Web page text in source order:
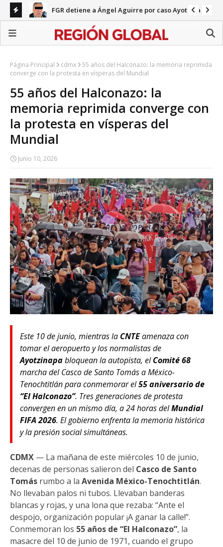
FGR detiene a Ángel Aguirre por caso Ayotzinapa
en
Página Principal cdmx
55 años del Halconazo: la memoria reprimida
converge con la protesta en vísperas del Mundial
55 años del Halconazo: la
memoria reprimida converge con
la protesta en vísperas del
Mundial
Junio 10, 2026
Este 10 de junio, mientras la CNTEamenaza con
tomar el aeropuerto y los normalistas de
Ayotzinapabloquean la autopista, elComité 68
marcha del Casco de Santo Tomás a México-
Tenochtitlán para conmemorar el55 aniversario de
“El Halconazo”. Tres generaciones de protesta
convergen en un mismo día, a 24 horas delMundial
FIFA 2026. El gobierno enfrenta la memoria histórica
y la presión social simultáneas.
CDMX — La mañana de este miércoles 10 de junio,
decenas de personas salieron del Casco de Santo
Tomás rumbo a la Avenida México-Tenochtitlán.
No llevaban palos ni tubos. Llevaban banderas
blancas y rojas, y una lona que rezaba: “Ante el
despojo, organización popular ¡A ganar la calle!”.
Conmemoran los 55 años de “El Halconazo”, la
masacre del 10 de junio de 1971, cuando el grupo